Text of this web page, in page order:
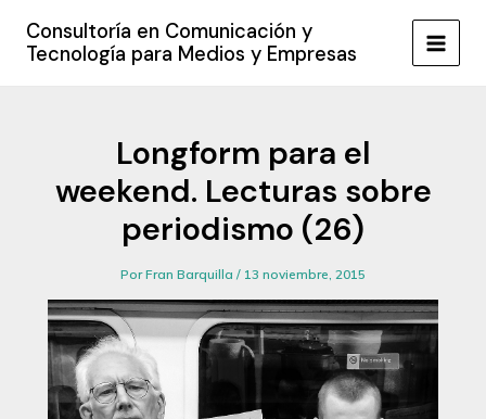
contenido
Consultoría en Comunicación y
Tecnología para Medios y Empresas
MAIN
Longform para el
weekend. Lecturas sobre
periodismo (26)
PorFran Barquilla / 13 noviembre, 2015